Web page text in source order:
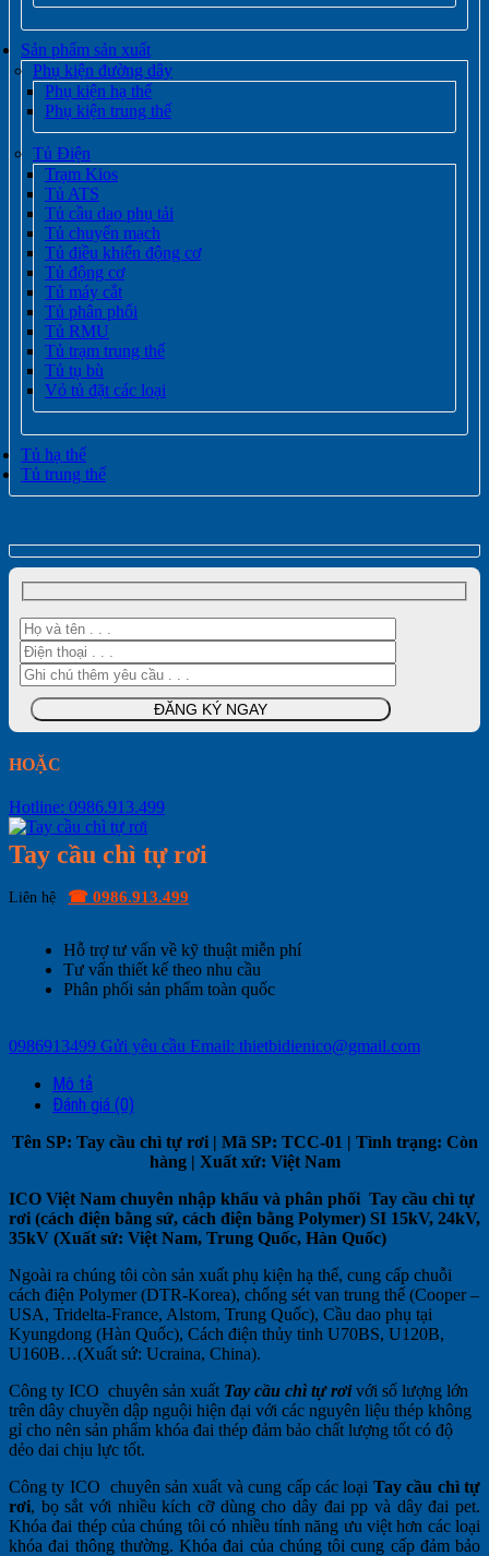
Sản phẩm sản xuất
Phụ kiện đường dây
Phụ kiện hạ thế
Phụ kiện trung thế
Tủ Điện
Trạm Kios
Tủ ATS
Tủ cầu dao phụ tải
Tủ chuyển mạch
Tủ điều khiển động cơ
Tủ động cơ
Tủ máy cắt
Tủ phân phối
Tủ RMU
Tủ trạm trung thế
Tủ tụ bù
Vỏ tủ đặt các loại
Tủ hạ thế
Tủ trung thế
HOẶC
Hotline: 0986.913.499
Tay cầu chì tự rơi
Liên hệ ☎ 0986.913.499
Hỗ trợ tư vấn về kỹ thuật miễn phí
Tư vấn thiết kế theo nhu cầu
Phân phối sản phẩm toàn quốc
0986913499 Gửi yêu cầu Email: thietbidienico@gmail.com
Mô tả
Đánh giá (0)
Tên SP: Tay cầu chì tự rơi | Mã SP: TCC-01 | Tình trạng: Còn
hàng | Xuất xứ: Việt Nam
ICO Việt Nam chuyên nhập khẩu và phân phối Tay cầu chì tự
rơi (cách điện bằng sứ, cách điện bằng Polymer) SI 15kV, 24kV,
35kV (Xuất sứ: Việt Nam, Trung Quốc, Hàn Quốc)
Ngoài ra chúng tôi còn sản xuất phụ kiện hạ thế, cung cấp chuỗi
cách điện Polymer (DTR-Korea), chống sét van trung thế (Cooper –
USA, Tridelta-France, Alstom, Trung Quốc), Cầu dao phụ tại
Kyungdong (Hàn Quốc), Cách điện thủy tinh U70BS, U120B,
U160B…(Xuất sứ: Ucraina, China).
Công ty ICO chuyên sản xuất Tay cầu chì tự rơivới số lượng lớn
trên dây chuyền dập nguội hiện đại với các nguyên liệu thép không
gỉ cho nên sản phẩm khóa đai thép đảm bảo chất lượng tốt có độ
dẻo dai chịu lực tốt.
Công ty ICO chuyên sản xuất và cung cấp các loại Tay cầu chì tự
rơi, bọ sắt với nhiều kích cỡ dùng cho dây đai pp và dây đai pet.
Khóa đai thép của chúng tôi có nhiều tính năng ưu việt hơn các loại
khóa đai thông thường. Khóa đai của chúng tôi cung cấp đảm bảo